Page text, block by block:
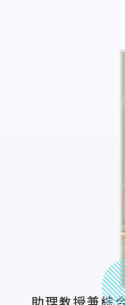
助理教授兼綜